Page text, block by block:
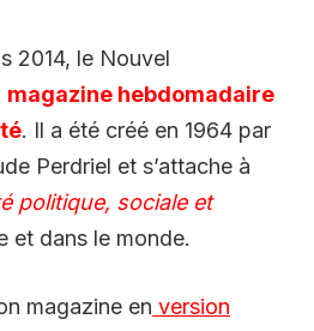
2014, le Nouvel
magazine hebdomadaire
. Il a été créé en 1964 par
Perdriel et s’attache à
politique, sociale et
et dans le monde.
magazine en version